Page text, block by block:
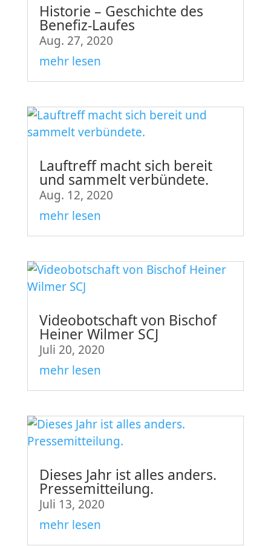
Historie – Geschichte des
Benefiz-Laufes
Aug. 27, 2020
mehr lesen
Lauftreff macht sich bereit
und sammelt verbündete.
Aug. 12, 2020
mehr lesen
Videobotschaft von Bischof
Heiner Wilmer SCJ
Juli 20, 2020
mehr lesen
Dieses Jahr ist alles anders.
Pressemitteilung.
Juli 13, 2020
mehr lesen